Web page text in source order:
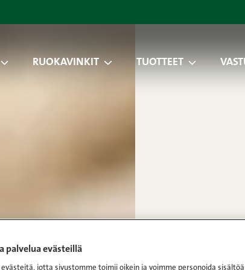
RUOKAVINKIT TUOTTEET
palvelua evästeillä
evästeitä, jotta sivustomme toimii oikein ja voimme personoida